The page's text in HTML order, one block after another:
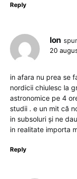
Reply
Ion
20
in afara nu prea se
nordicii chiulesc la
astronomice pe 4
studii . e un mit că
in subsoluri și ne
in realitate importa
Reply